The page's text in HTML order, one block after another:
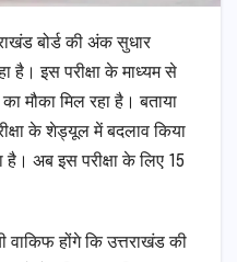
बोर्ड की अंक सुधार
है। इस परीक्षा के माध्यम से
मौका मिल रहा है। बताया
के शेड्यूल में बदलाव किया
अब इस परीक्षा के लिए 15
होंगे कि उत्तराखंड की